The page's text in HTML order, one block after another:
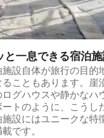
と一⁠息⁠で⁠き⁠る宿⁠泊
施設自体が旅行の目的
ることもあります。崖
ログハウスや静かなハ
ートのように、こうし
設にはユニークな特
です。